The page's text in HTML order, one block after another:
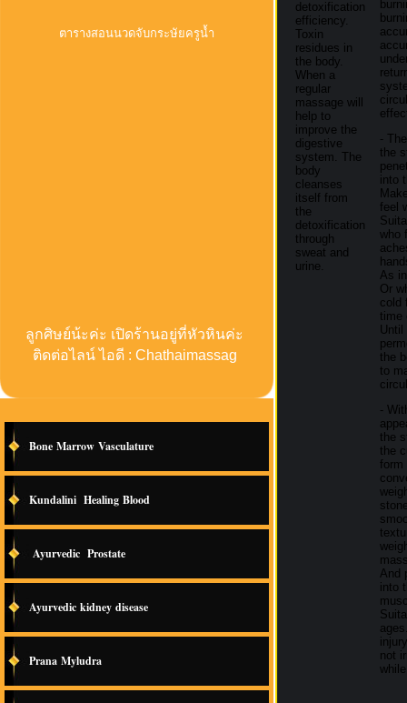
ตารางสอนนวดจับกระษัยครูน้ำ
ลูกศิษย์น้ะค่ะ เปิดร้านอยู่ที่หัวหินค่ะ
ติดต่อไลน์ ไอดี : Chathaimassag
Bone Marrow Vasculature
Kundalini Healing Blood
Ayurvedic Prostate
Ayurvedic kidney disease
Prana Myludra
detoxification
efficiency.
Toxin
residues in
the body.
When a
regular
massage will
help to
improve the
digestive
system. The
body
cleanses
itself from
the
detoxification
through
sweat and
urine.
-
the
into
feel
who
As
Or
cold
time
Until
the
to
-
the
the
And
into
not